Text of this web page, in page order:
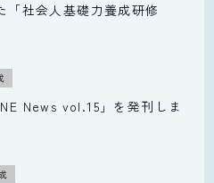
「社会人基礎力養成研修
News vol.15」を発刊しま